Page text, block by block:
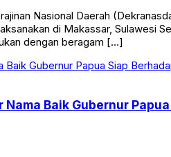
Nasional Daerah
di Makassar, Sulawesi
dengan beragam […]
Nama Baik Gubernur